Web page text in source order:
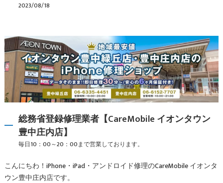
2023/08/18
総務省登録修理業者【CareMobile イオンタウン
豊中庄内店】
毎日10：00～20：00まで営業しております。
こんにちわ！iPhone・iPad・アンドロイド修理のCareMobile イオンタ
ウン豊中庄内店です。